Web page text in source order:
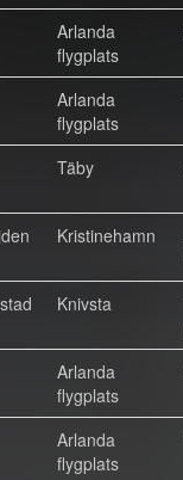
Arlanda
flygplats
Arlanda
flygplats
Täby
Kristinehamn
Knivsta
Arlanda
flygplats
Arlanda
flygplats